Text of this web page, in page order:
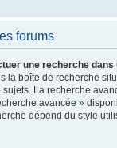
forums
une recherche dans
la boîte de recherche
La recherche
avancée »
dépend du style